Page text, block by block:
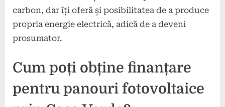
carbon, dar îți oferă și posibilitatea de a produce
propria energie electrică, adică de a deveni
prosumator.
Cum poți obține finanțare
pentru panouri fotovoltaice